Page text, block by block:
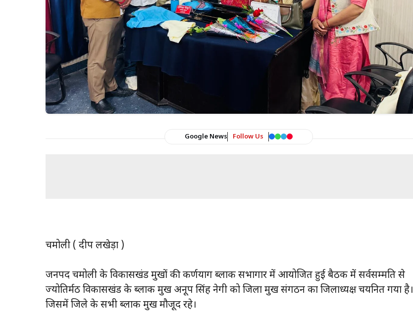
Google News Follow Us
चमोली ( प्रदीप लखेड़ा )
जनपद चमोली के विकासखंड प्रमुखों की कर्णप्रयाग ब्लाक सभागार में आयोजित हुई बैठक में सर्वसम्मति से
ज्योतिर्मठ विकासखंड के ब्लाक प्रमुख अनूप सिंह नेगी को जिला प्रमुख संगठन का जिलाध्यक्ष चयनित गया है।
जिसमें जिले के सभी ब्लाक प्रमुख मौजूद रहे।